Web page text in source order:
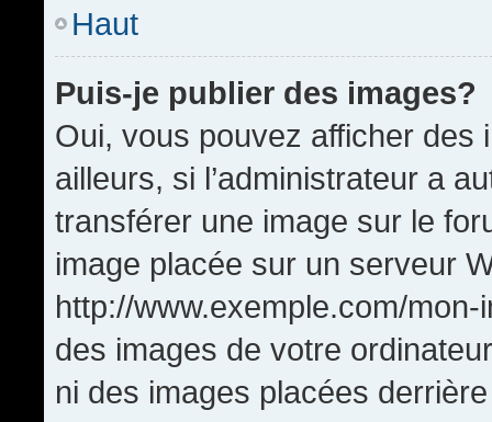
Haut
Puis-je publier des images?
Oui, vous pouvez afficher
ailleurs, si l’administrateur a
transférer une image sur le
image placée sur un serveur
http://www.exemple.com/
des images de votre
ni des images placées